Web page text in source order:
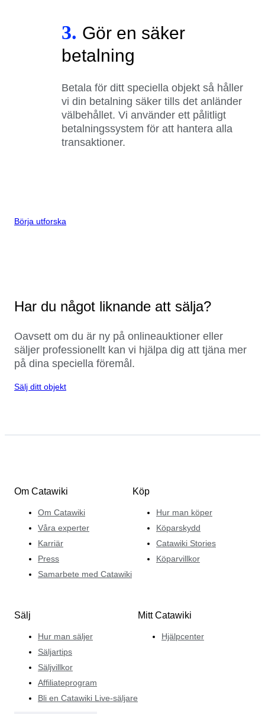
3. Gör en säker
betalning
Betala för ditt speciella objekt så håller
vi din betalning säker tills det anländer
välbehållet. Vi använder ett pålitligt
betalningssystem för att hantera alla
transaktioner.
Börja utforska
Har du något liknande att sälja?
Oavsett om du är ny på onlineauktioner eller
säljer professionellt kan vi hjälpa dig att tjäna mer
på dina speciella föremål.
Sälj ditt objekt
Om Catawiki
Om Catawiki
Våra experter
Karriär
Press
Samarbete med Catawiki
Köp
Hur man köper
Köparskydd
Catawiki Stories
Köparvillkor
Sälj
Hur man säljer
Säljartips
Säljvillkor
Affiliateprogram
Bli en Catawiki Live-säljare
Mitt Catawiki
Hjälpcenter